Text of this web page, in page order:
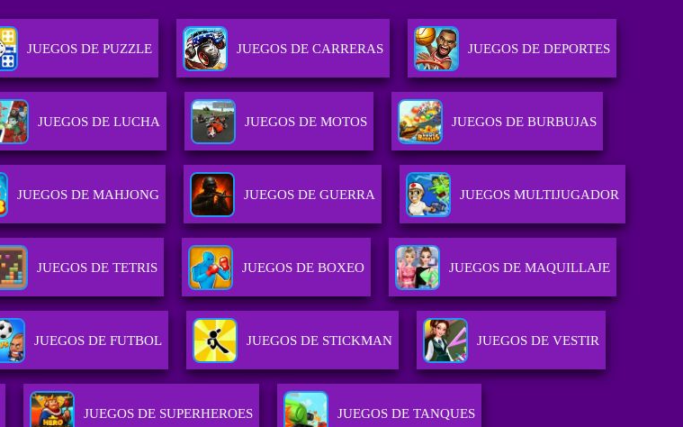
JUEGOS DE PUZZLE JUEGOS DE CARRERAS JUEGOS DE DEPORTES
JUEGOS DE LUCHA JUEGOS DE MOTOS JUEGOS DE BURBUJAS
JUEGOS DE MAHJONG JUEGOS DE GUERRA JUEGOS MULTIJUGADOR
JUEGOS DE TETRIS JUEGOS DE BOXEO JUEGOS DE MAQUILLAJE
JUEGOS DE FUTBOL JUEGOS DE STICKMAN JUEGOS DE VESTIR
JUEGOS DE SUPERHEROES JUEGOS DE TANQUES